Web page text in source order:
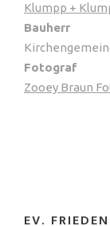
Klumpp +
Bauherr
Fotograf
Zooey Braun
EV.